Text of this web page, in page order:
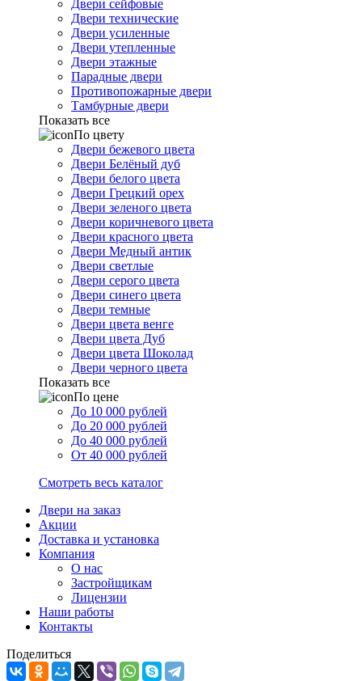
Двери сейфовые
Двери технические
Двери усиленные
Двери утепленные
Двери этажные
Парадные двери
Противопожарные двери
Тамбурные двери
Показать все
По цвету
Двери бежевого цвета
Двери Белёный дуб
Двери белого цвета
Двери Грецкий орех
Двери зеленого цвета
Двери коричневого цвета
Двери красного цвета
Двери Медный антик
Двери светлые
Двери серого цвета
Двери синего цвета
Двери темные
Двери цвета венге
Двери цвета Дуб
Двери цвета Шоколад
Двери черного цвета
Показать все
По цене
До 10 000 рублей
До 20 000 рублей
До 40 000 рублей
От 40 000 рублей
Смотреть весь каталог
Двери на заказ
Акции
Доставка и установка
Компания
О нас
Застройщикам
Лицензии
Наши работы
Контакты
Поделиться